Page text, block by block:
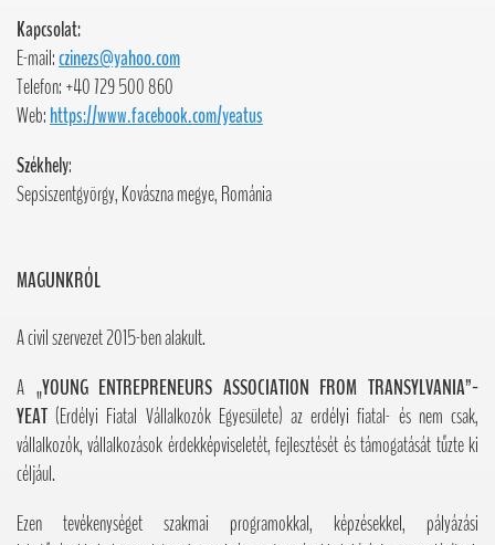
Kapcsolat:
E-mail:czinezs@yahoo.com
Telefon: +40 729 500 860
Web:https://www.facebook.com/yeatus
Székhely:
Sepsiszentgyörgy, Kovászna megye, Románia
MAGUNKRÓL
A civil szervezet 2015-ben alakult.
A „YOUNG ENTREPRENEURS ASSOCIATION FROM TRANSYLVANIA”-
YEAT (Erdélyi Fiatal Vállalkozók Egyesülete) az erdélyi fiatal- és nem csak,
vállalkozók, vállalkozások érdekképviseletét, fejlesztését és támogatását tűzte ki
céljául.
Ezen tevékenységet szakmai programokkal, képzésekkel, pályázási